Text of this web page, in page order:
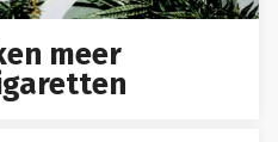
meer